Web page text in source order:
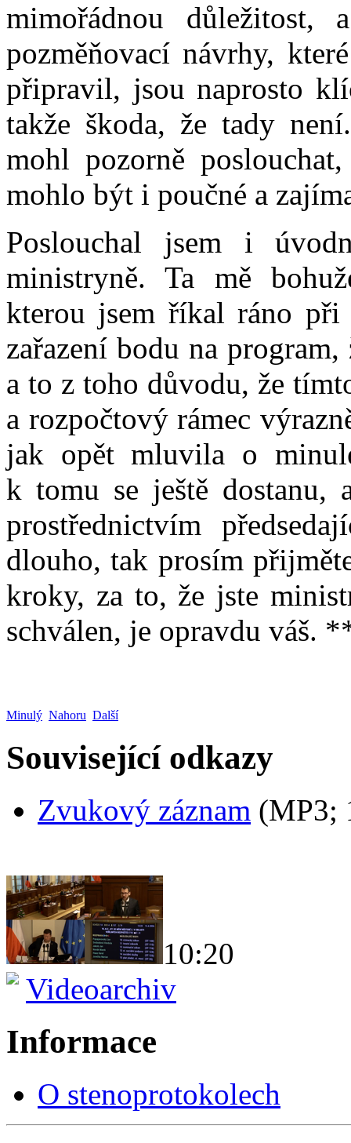
mimořádnou
pozměňovací návrhy,
připravil, jsou naprosto
takže škoda, že tady
mohl pozorně
mohlo být i poučné a
Poslouchal jsem i
ministryně. Ta mě
kterou jsem říkal ráno při
zařazení bodu na
a to z toho důvodu, že
a rozpočtový rámec
jak opět mluvila o
k tomu se ještě dostanu,
prostřednictvím
dlouho, tak prosím
kroky, za to, že jste
schválen, je opravdu váš.
Minulý Nahoru Další
Související odkazy
Zvukový záznam (MP3;
10:20
Videoarchiv
Informace
O stenoprotokolech